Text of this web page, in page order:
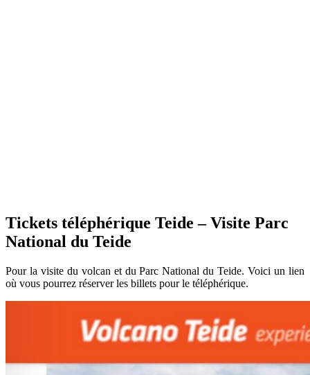
Tickets téléphérique Teide – Visite Parc
National du Teide
Pour la visite du volcan et du Parc National du Teide. Voici un lien
où vous pourrez réserver les billets pour le téléphérique.